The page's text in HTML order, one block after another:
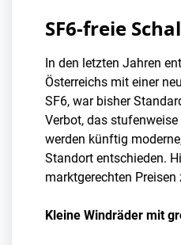
SF6-freie
In den letzten Jahren
Österreichs mit einer
SF6, war bisher
Verbot, das
werden künftig
Standort entschieden.
marktgerechten Preisen
Kleine Windräder mit